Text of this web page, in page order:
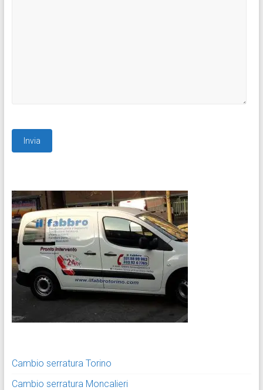
Cambio serratura Torino
Cambio serratura Moncalieri